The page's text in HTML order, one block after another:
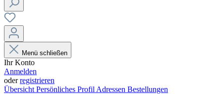
Menü schließen
Ihr Konto
Anmelden
oderregistrieren
Übersicht Persönliches Profil Adressen Bestellungen